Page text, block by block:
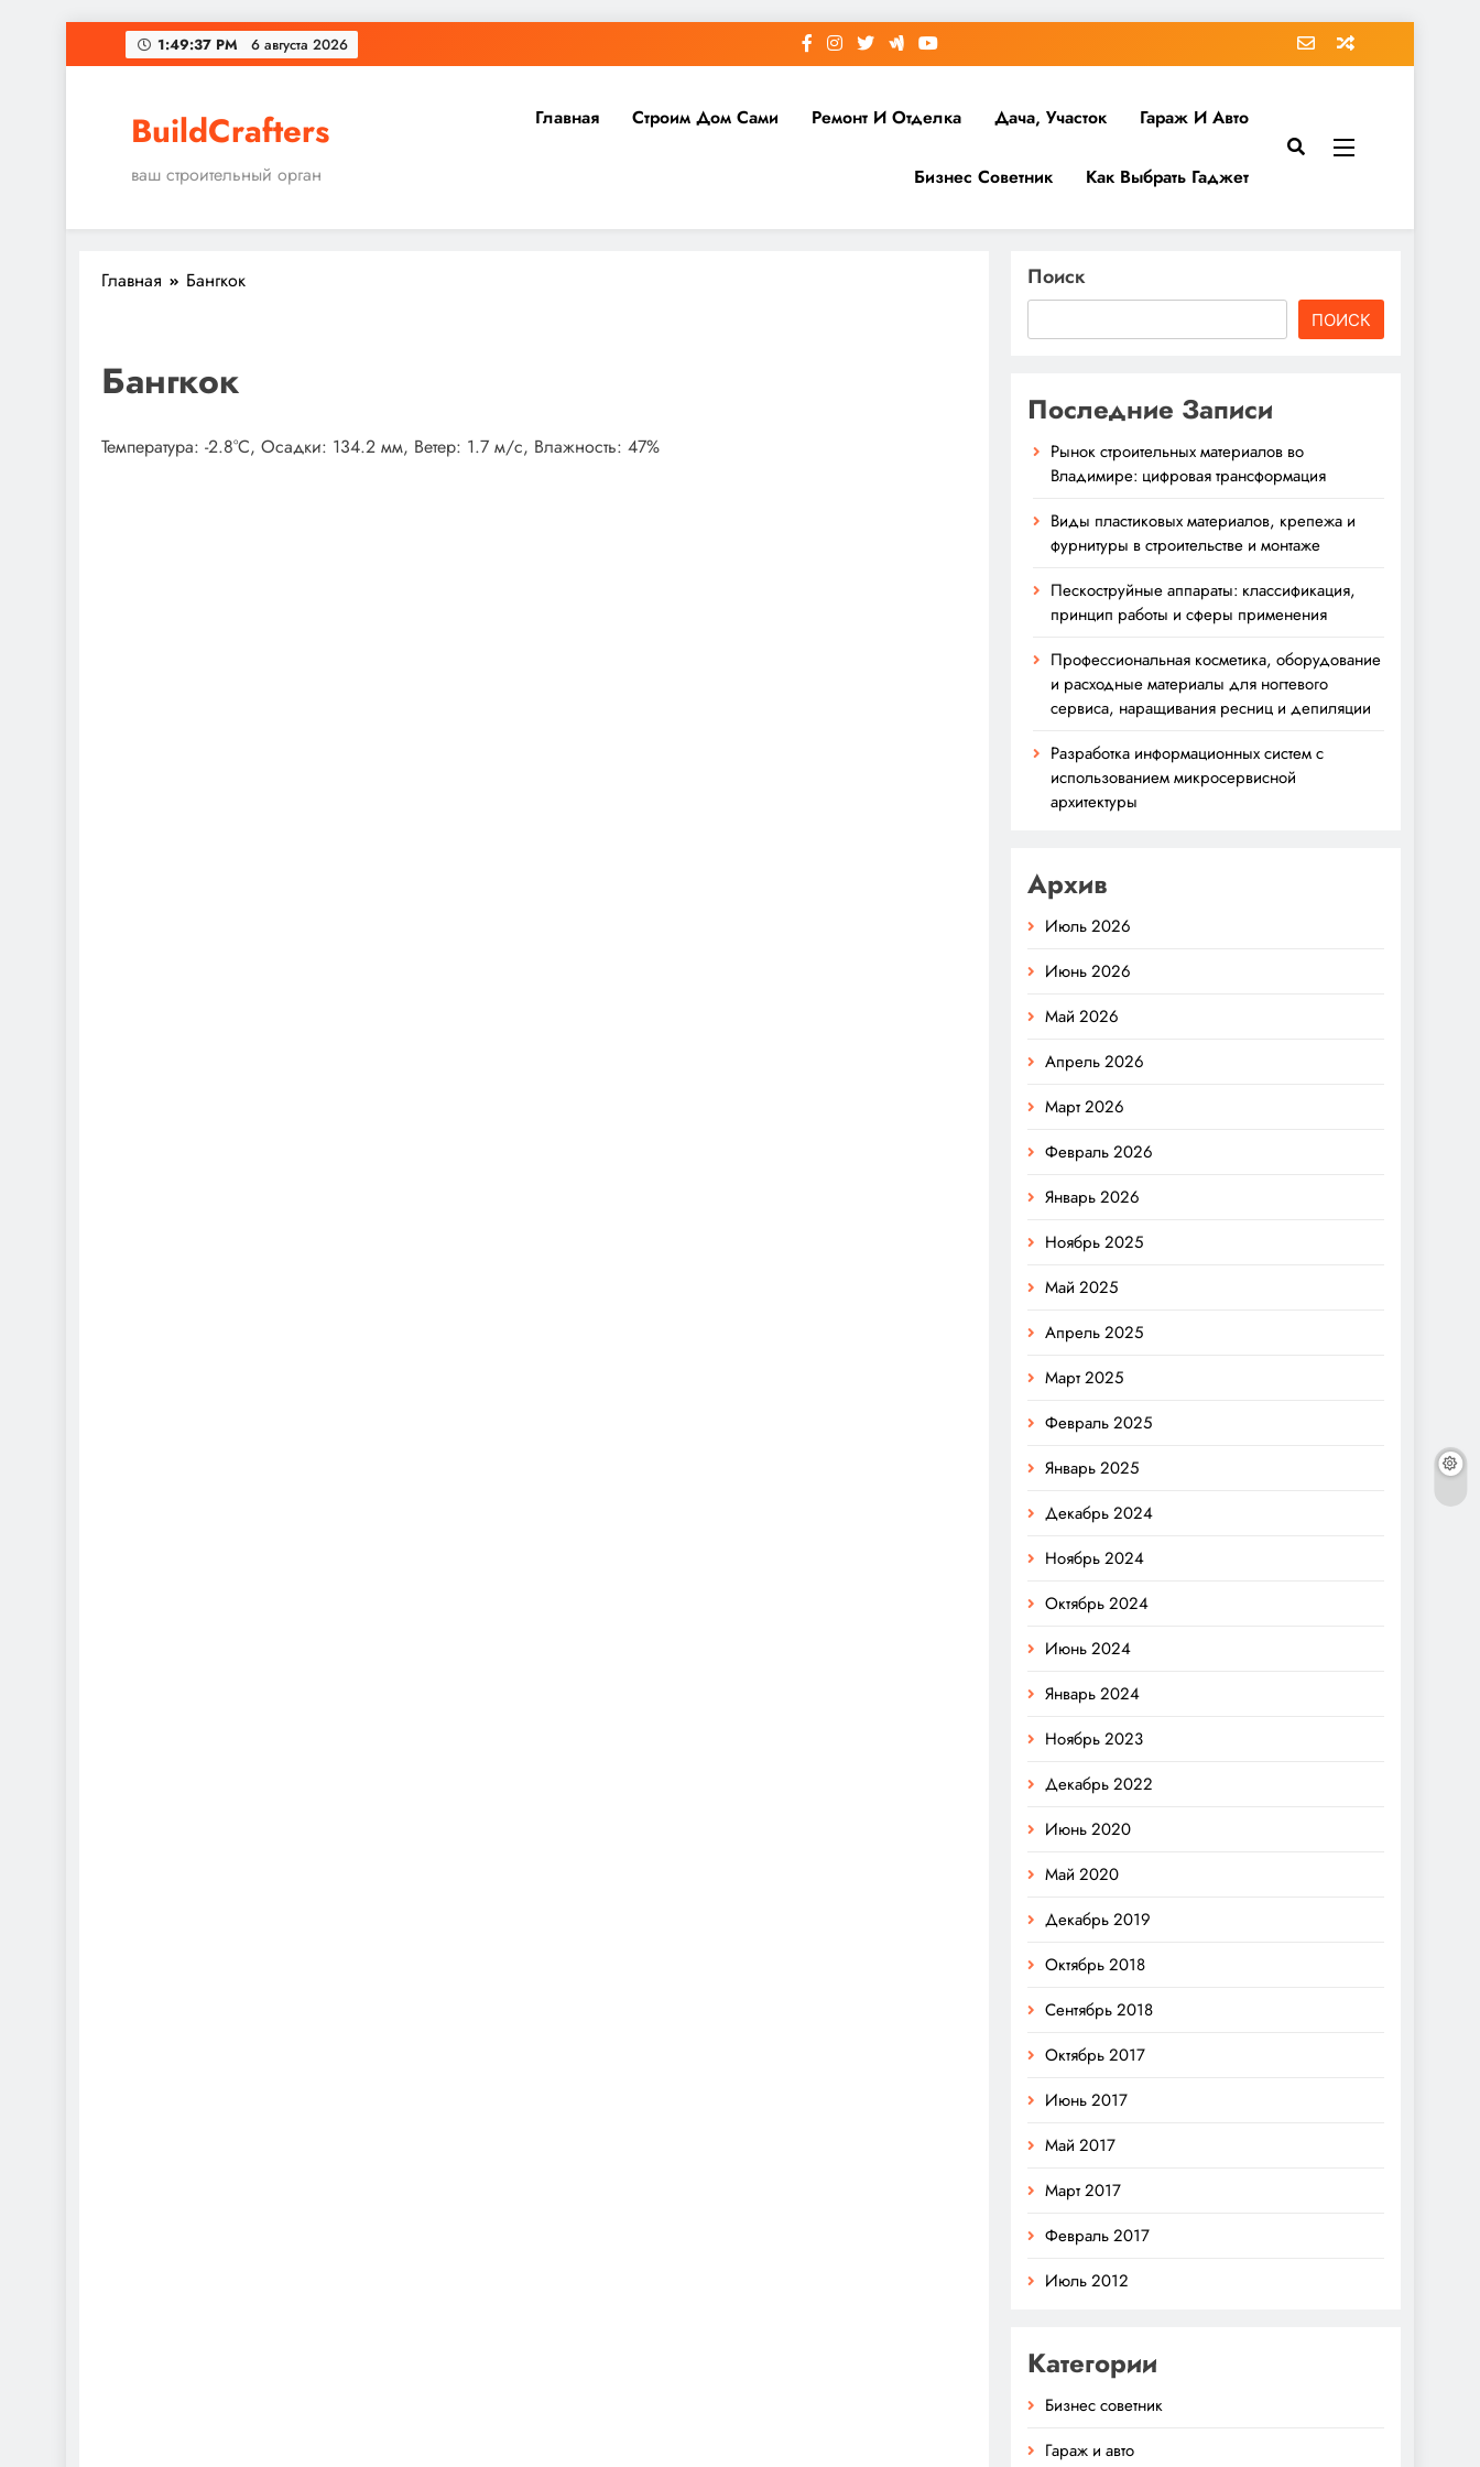
Перейти
к
1:49:37 PM 6 августа 2026
BuildCrafters
ваш строительный орган
Главная Строим Дом Сами Ремонт И Отделка Дача, Участок Гараж И Авто
Бизнес Советник Как Выбрать Гаджет
Главная Бангкок
Бангкок
Температура: -2.8°C, Осадки: 134.2 мм, Ветер: 1.7 м/с, Влажность: 47%
Поиск
ПОИСК
Последние Записи
Рынок строительных материалов во
Владимире: цифровая трансформация
Виды пластиковых материалов, крепежа и
фурнитуры в строительстве и монтаже
Пескоструйные аппараты: классификация,
принцип работы и сферы применения
Профессиональная косметика, оборудование
и расходные материалы для ногтевого
сервиса, наращивания ресниц и депиляции
Разработка информационных систем с
использованием микросервисной
архитектуры
Архив
Июль 2026
Июнь 2026
Май 2026
Апрель 2026
Март 2026
Февраль 2026
Январь 2026
Ноябрь 2025
Май 2025
Апрель 2025
Март 2025
Февраль 2025
Январь 2025
Декабрь 2024
Ноябрь 2024
Октябрь 2024
Июнь 2024
Январь 2024
Ноябрь 2023
Декабрь 2022
Июнь 2020
Май 2020
Декабрь 2019
Октябрь 2018
Сентябрь 2018
Октябрь 2017
Июнь 2017
Май 2017
Март 2017
Февраль 2017
Июль 2012
Категории
Бизнес советник
Гараж и авто